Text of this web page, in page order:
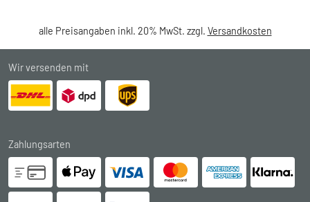
alle Preisangaben inkl. 20% MwSt. zzgl. Versandkosten
Wir versenden mit
Zahlungsarten